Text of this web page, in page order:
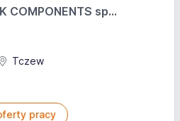
COMPONENTS sp...
Tczew
pracy